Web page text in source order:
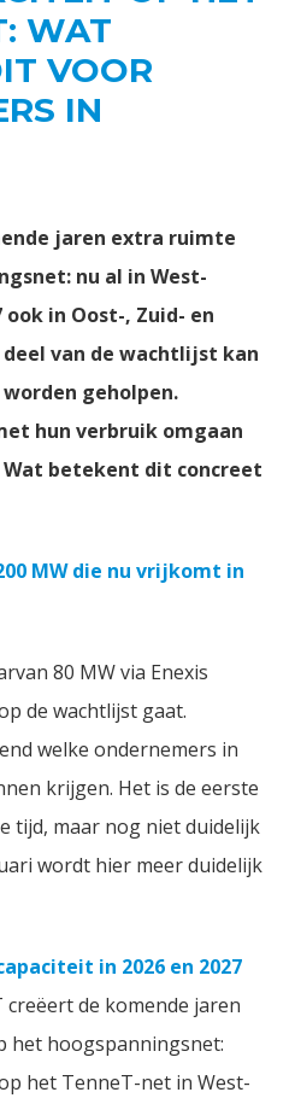
WAT
VOOR
IN
jaren extra ruimte
nu al in West-
in Oost-, Zuid- en
van de wachtlijst kan
geholpen.
hun verbruik omgaan
betekent dit concreet
MW die nu vrijkomt in
80 MW via Enexis
de wachtlijst gaat.
welke ondernemers in
krijgen. Het is de eerste
tijd, maar nog niet duidelijk
wordt hier meer duidelijk
in 2026 en 2027
creëert de komende jaren
het hoogspanningsnet:
het TenneT-net in West-